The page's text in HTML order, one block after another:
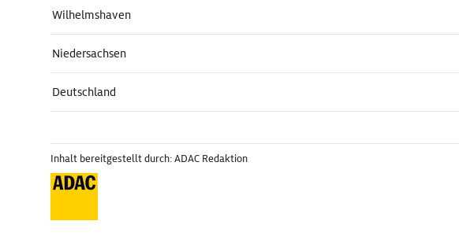
Wilhelmshaven
Niedersachsen
Deutschland
Inhalt bereitgestellt durch: ADAC Redaktion